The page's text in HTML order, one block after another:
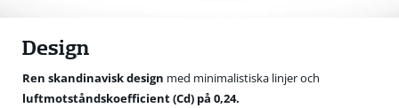
Design
Ren skandinavisk design med minimalistiska linjer och
luftmotståndskoefficient (Cd) på 0,24.